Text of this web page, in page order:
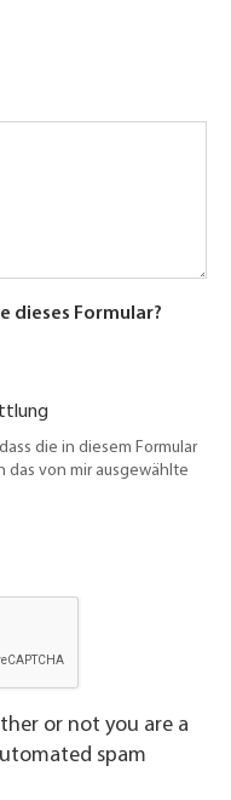
dieses Formular?
die in diesem Formular
das von mir ausgewählte
or not you are a
spam